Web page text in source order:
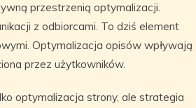
przestrzenią optymalizacji.
z odbiorcami. To dziś element
Optymalizacja opisów wpływają
przez użytkowników.
optymalizacja strony, ale strategia